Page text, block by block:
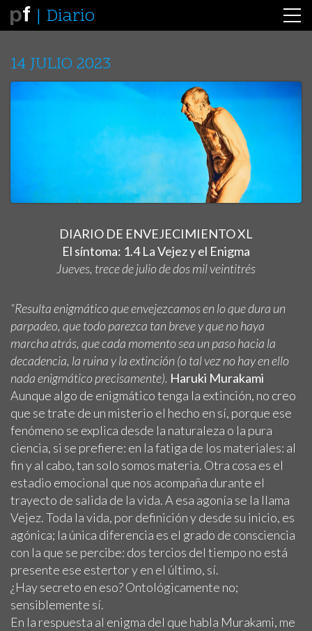
Diario
14 JULIO 2023
DIARIO DE ENVEJECIMIENTO XL
El síntoma: 1.4 La Vejez y el Enigma
Jueves, trece de julio de dos mil veintitrés
“Resulta enigmático que envejezcamos en lo que dura un
parpadeo, que todo parezca tan breve y que no haya
marcha atrás, que cada momento sea un paso hacia la
decadencia, la ruina y la extinción (o tal vez no hay en ello
nada enigmático precisamente). Haruki Murakami
Aunque algo de enigmático tenga la extinción, no creo
que se trate de un misterio el hecho en sí, porque ese
fenómeno se explica desde la naturaleza o la pura
ciencia, si se prefiere: en la fatiga de los materiales: al
fin y al cabo, tan solo somos materia. Otra cosa es el
estadio emocional que nos acompaña durante el
trayecto de salida de la vida. A esa agonía se la llama
Vejez. Toda la vida, por definición y desde su inicio, es
agónica; la única diferencia es el grado de consciencia
con la que se percibe: dos tercios del tiempo no está
presente ese estertor y en el último, sí.
¿Hay secreto en eso? Ontológicamente no;
sensiblemente sí.
En la respuesta al enigma del que habla Murakami, me